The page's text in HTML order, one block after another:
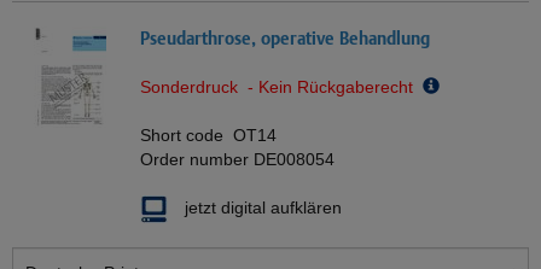
Pseudarthrose, operative Behandlung
Sonderdruck - Kein Rückgaberecht
Short code OT14
Order number DE008054
jetzt digital aufklären